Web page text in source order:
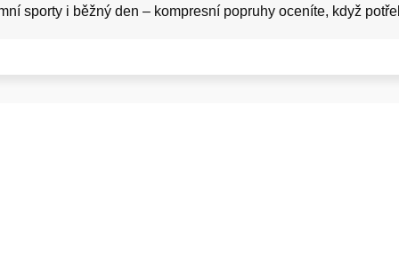
sporty i běžný den – kompresní popruhy oceníte, když